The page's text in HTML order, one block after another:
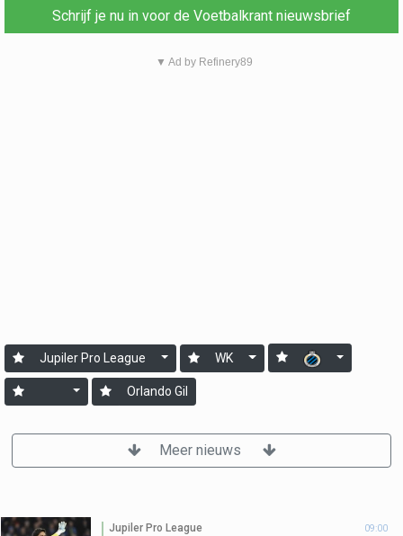
Schrijf je nu in voor de Voetbalkrant nieuwsbrief
▼ Ad by Refinery89
Jupiler Pro League WK
Orlando Gil
Meer nieuws
Jupiler Pro League 09:00